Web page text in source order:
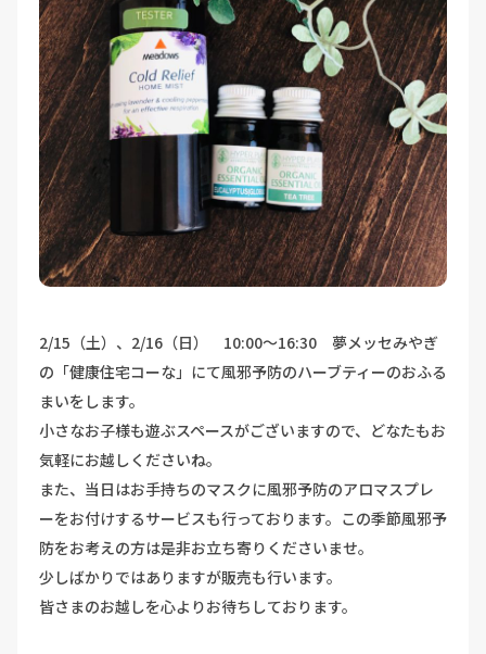
2/15（土）、2/16（日） 10:00～16:30 夢メッセみやぎ
の「健康住宅コーな」にて風邪予防のハーブティーのおふる
まいをします。
小さなお子様も遊ぶスペースがございますので、どなたもお
気軽にお越しくださいね。
また、当日はお手持ちのマスクに風邪予防のアロマスプレ
ーをお付けするサービスも行っております。この季節風邪予
防をお考えの方は是非お立ち寄りくださいませ。
少しばかりではありますが販売も行います。
皆さまのお越しを心よりお待ちしております。